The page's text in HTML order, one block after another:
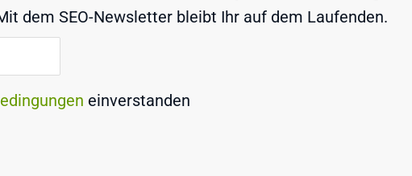
dem SEO-Newsletter bleibt Ihr auf dem Laufenden.
einverstanden